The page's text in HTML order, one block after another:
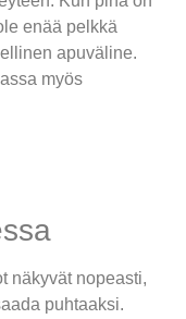
enää pelkkä
apuväline.
myös
näkyvät nopeasti,
puhtaaksi.